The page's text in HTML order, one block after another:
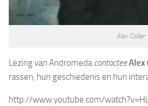
Alex Collier
Lezing van Andromeda contacteeAlex
rassen, hun geschiedenis en hun
http://www.youtube.com/